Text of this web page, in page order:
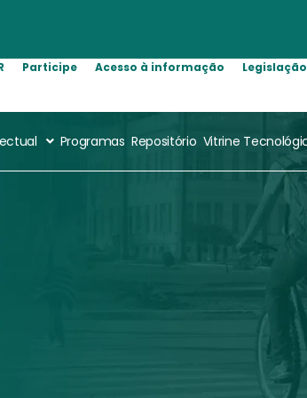
Participe Acesso à informação Legislação
Programas Repositório Vitrine